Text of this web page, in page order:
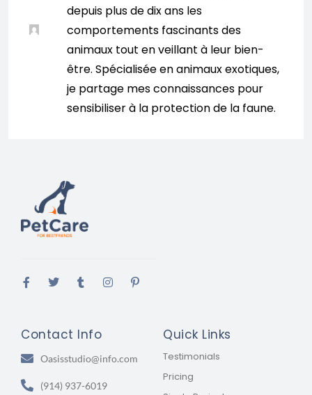
depuis plus de dix ans les
comportements fascinants des
animaux tout en veillant à leur bien-
être. Spécialisée en animaux exotiques,
je partage mes connaissances pour
sensibiliser à la protection de la faune.
Contact Info
Oasisstudio@info.com
(914) 937-6019
Quick Links
Testimonials
Pricing